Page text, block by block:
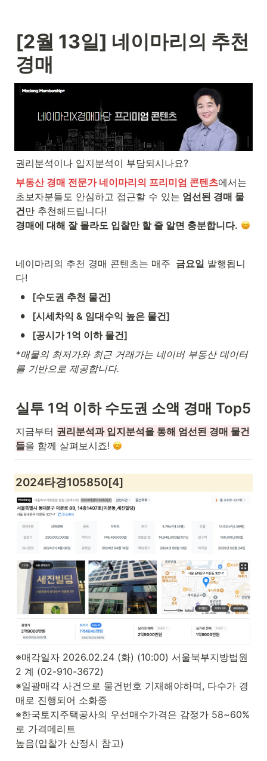
[2월 13일] 네이마리의 추천
경매
권리분석이나 입지분석이 부담되시나요?
부동산 경매 전문가 네이마리의 프리미엄 콘텐츠에서는
초보자분들도 안심하고 접근할 수 있는 엄선된 경매 물
건
경매에 대해 잘 몰라도 입찰만 할 줄 알면 충분합니다.
네이마리의 추천 경매 콘텐츠는 매주 금요일 발행됩니
다!
• [수도권 추천 물건]
• [시세차익 & 임대수익 높은 물건]
•
[공시가 1억 이하 물건]
*매물의 최저가와 최근 거래가는 네이버 부동산 데이터
를 기반으로 제공합니다.
실투 1억 이하 수도권 소액 경매 Top5
지금부터 권리분석과 입지분석을 통해 엄선된 경매 물건
들을 함께 살펴보시죠!
2024타경105850[4]
※매각일자 2026.02.24 (화) (10:00) 서울북부지방법원
2 계 (02-910-3672)
※일괄매각 사건으로 물건번호 기재해야하며, 다수가 경
매로 진행되어 소화중
※한국토지주택공사의 우선매수가격은 감정가 58~60%
로 가격메리트
높음(입찰가 산정시 참고)